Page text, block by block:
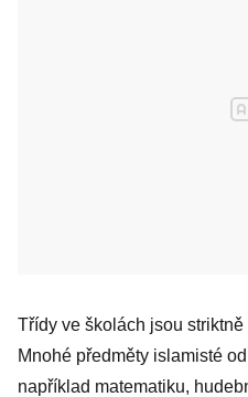
Třídy ve školách jsou
Mnohé předměty islamisté
například matematiku,